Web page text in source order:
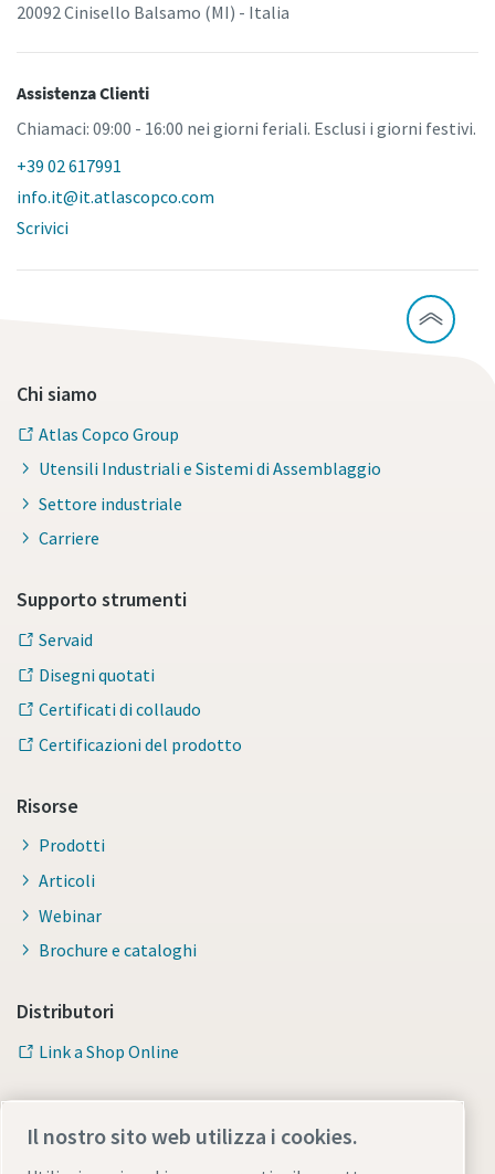
Scoprite tutti i nostri settori
Mostra tutto
Guarda
Documentazione e risorse
20092 Cinisello Balsamo (MI) - Italia
Assistenza Clienti
Chiamaci: 09:00 - 16:00 nei giorni feriali. Esclusi i giorni festivi.
+39 02 617991
info.it@it.atlascopco.com
Scrivici
Chi siamo
Atlas Copco Group
Utensili Industriali e Sistemi di Assemblaggio
Settore industriale
Carriere
Supporto strumenti
Servaid
Disegni quotati
Certificati di collaudo
Certificazioni del prodotto
Risorse
Prodotti
Articoli
Webinar
Brochure e cataloghi
Distributori
Link a Shop Online
Il nostro sito web utilizza i cookies.